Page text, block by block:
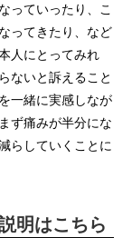
っていったり、こ
ってきたり、など
人にとってみれ
ないと訴えること
一緒に実感しなが
ず痛みが半分にな
らしていくことに
明はこちら